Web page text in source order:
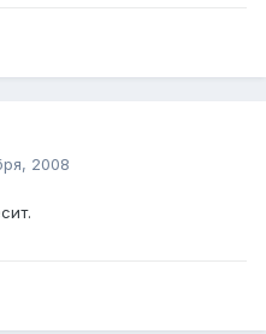
2008